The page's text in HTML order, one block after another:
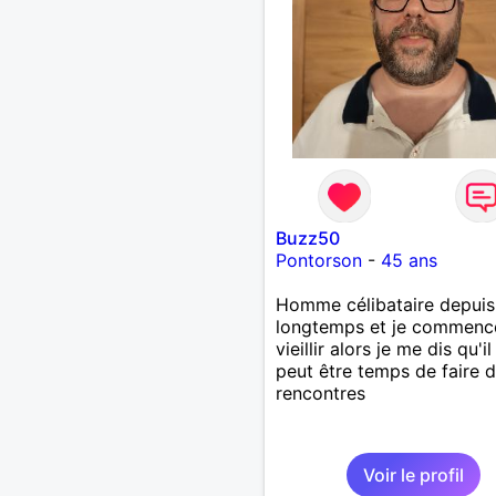
Buzz50
Pontorson- 45 ans
Homme célibataire
longtemps et je
vieillir alors je me dis qu'il
peut être temps de faire
rencontres
Voir le profil